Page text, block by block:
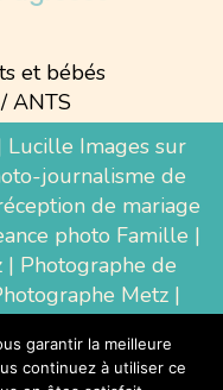
et bébés
ANTS
Lucille Images sur
journalisme de
de mariage
photo Famille |
| Photographe de
Metz |
Thionville|
Metz
garantir la meilleure
continuez à utiliser ce